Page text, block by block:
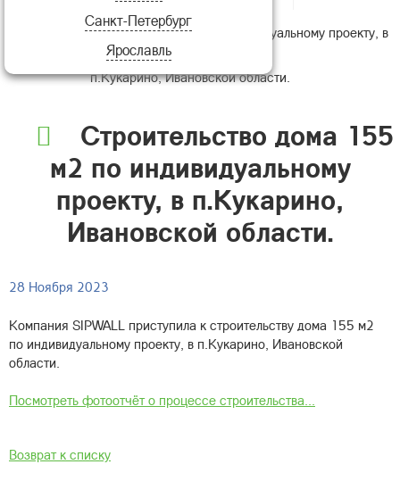
Санкт-Петербург
Ярославль
Строительство дома 155 м2 по индивидуальному проекту, в
п.Кукарино, Ивановской области.
Строительство дома 155
м2 по индивидуальному
проекту, в п.Кукарино,
Ивановской области.
28 Ноября 2023
Компания SIPWALL приступила к строительству дома 155 м2
по индивидуальному проекту, в п.Кукарино, Ивановской
области.
Посмотреть фотоотчёт о процессе строительства...
Возврат к списку